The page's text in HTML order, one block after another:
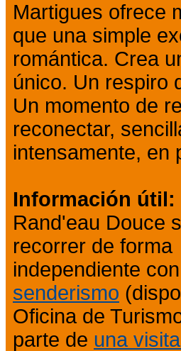
Martigues ofrece
que una simple
romántica. Crea
único. Un respiro
Un momento de
reconectar,
intensamente, en
Información útil:
Rand'eau Douce
recorrer de forma
independiente
senderismo
Oficina de
parte de una